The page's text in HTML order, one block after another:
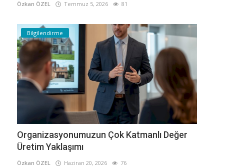
Özkan ÖZEL Temmuz 5, 2026 81
Bilgilendirme
Organizasyonumuzun Çok Katmanlı Değer
Üretim Yaklaşımı
Özkan ÖZEL Haziran 20, 2026 76